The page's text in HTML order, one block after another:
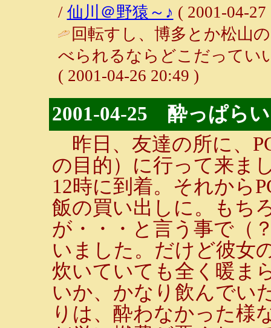
/ 仙川＠野猿～♪ ( 2001-04-27
回転すし、博多とか松山
べられるならどこだってい
( 2001-04-26 20:49 )
2001-04-25 酔っぱら
昨日、友達の所に、
の目的）に行って来ま
12時に到着。それから
飯の買い出しに。もち
が・・・と言う事で（
いました。だけど彼女
炊いていても全く暖ま
いか、かなり飲んでい
りは、酔わなかった様